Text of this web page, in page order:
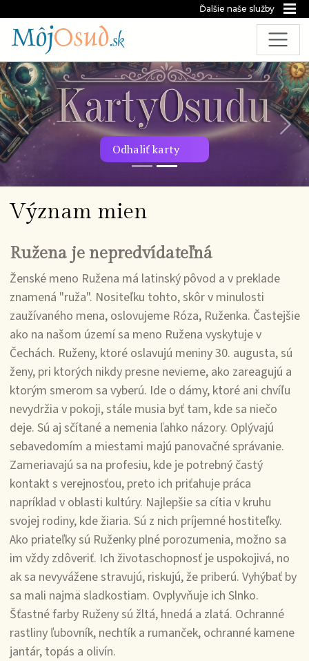
Ďalšie naše služby
Odhaliť karty
Predchádzajúca snímka
Význam mien
Ružena je nepredvídateľná
Ženské meno Ružena má latinský pôvod a v preklade
znamená "ruža". Nositeľku tohto, skôr v minulosti
zaužívaného mena, oslovujeme Róza, Ruženka. Častejšie
ako na našom území sa meno Ružena vyskytuje v
Čechách. Ruženy, ktoré oslavujú meniny 30. augusta, sú
ženy, pri ktorých nikdy presne nevieme, ako zareagujú a
ktorým smerom sa vyberú. Ide o dámy, ktoré ani chvíľu
nevydržia v pokoji, stále musia byť tam, kde sa niečo
deje. Sú aj sčítané a nemenia ľahko názory. Oplývajú
sebavedomím a miestami majú panovačné správanie.
Zameriavajú sa na profesiu, kde je potrebný častý
kontakt s verejnosťou, preto ich priťahuje práca
napríklad v oblasti kultúry. Najlepšie sa cítia v kruhu
svojej rodiny, kde žiaria. Sú z nich príjemné hostiteľky.
Ako priateľky sú Ruženky plné porozumenia, možno sa
im vždy zdôveriť. Ich životaschopnosť je uspokojivá, no
ak sa nevyvážene stravujú, riskujú, že priberú. Vyhýbať by
sa mali najmä sladkostiam. Ovplyvňuje ich Slnko.
Šťastné farby Ruženy sú žltá, hnedá a zlatá. Ochranné
rastliny ľubovník, nechtík a rumanček, ochranné kamene
jantár, topás a olivín.